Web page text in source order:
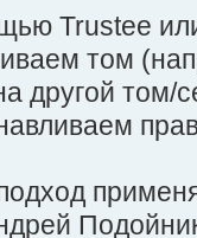
Trustee
том
другой том/